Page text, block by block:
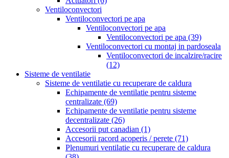
Ventiloconvectori
Ventiloconvectori pe apa
Ventiloconvectori pe apa
Ventiloconvectori pe apa (39)
Ventiloconvectori cu montaj in pardoseala
Ventiloconvectori de incalzire/racire
(12)
Sisteme de ventilatie
Sisteme de ventilatie cu recuperare de caldura
Echipamente de ventilatie pentru sisteme
centralizate (69)
Echipamente de ventilatie pentru sisteme
decentralizate (26)
Accesorii put canadian (1)
Accesorii racord acoperis / perete (71)
Plenumuri ventilatie cu recuperare de caldura